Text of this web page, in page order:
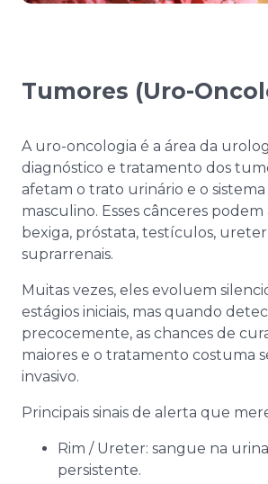
Tumores (Uro-
A uro-oncologia é a área da
diagnóstico e tratamento dos
afetam o trato urinário e o
masculino. Esses cânceres
bexiga, próstata, testículos,
suprarrenais.
Muitas vezes, eles evoluem
estágios iniciais, mas quando
precocemente, as chances de
maiores e o tratamento costuma
invasivo.
Principais sinais de alerta que
Rim / Ureter: sangue na
persistente.